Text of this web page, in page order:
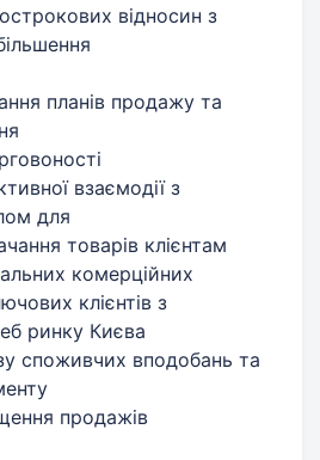
відносин з
планів продажу та
взаємодії з
для
товарів клієнтам
комерційних
клієнтів з
ринку Києва
споживчих вподобань та
продажів